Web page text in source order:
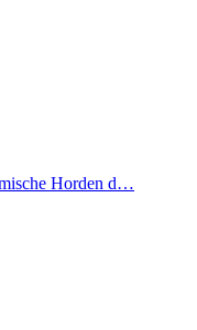
Horden d…